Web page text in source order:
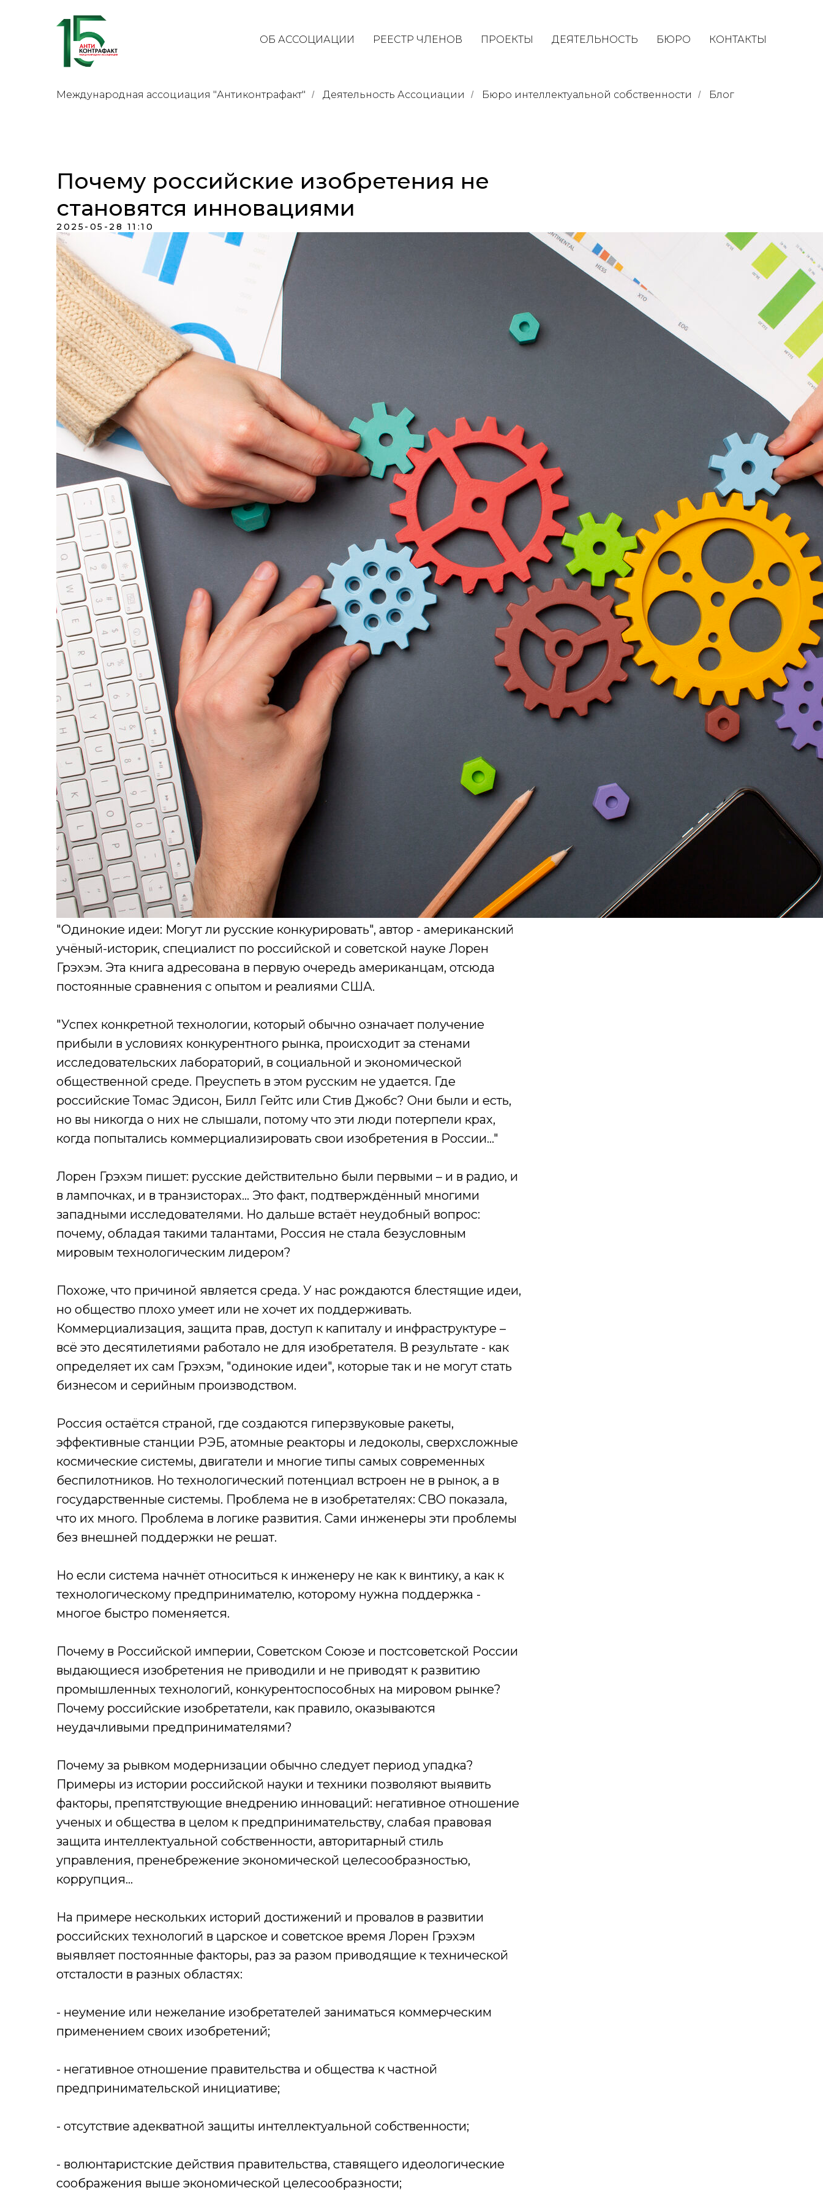
ОБ АССОЦИАЦИИ РЕЕСТР ЧЛЕНОВ ПРОЕКТЫ ДЕЯТЕЛЬНОСТЬ БЮРО КОНТАКТЫ
Международная ассоциация "Антиконтрафакт" / Деятельность Ассоциации / Бюро интеллектуальной собственности / Блог
Почему российские изобретения не
становятся инновациями
2025-05-28 11:10
"Одинокие идеи: Могут ли русские конкурировать", автор - американский
учёный-историк, специалист по российской и советской науке Лорен
Грэхэм. Эта книга адресована в первую очередь американцам, отсюда
постоянные сравнения с опытом и реалиями США.
"Успех конкретной технологии, который обычно означает получение
прибыли в условиях конкурентного рынка, происходит за стенами
исследовательских лабораторий, в социальной и экономической
общественной среде. Преуспеть в этом русским не удается. Где
российские Томас Эдисон, Билл Гейтс или Стив Джобс? Они были и есть,
но вы никогда о них не слышали, потому что эти люди потерпели крах,
когда попытались коммерциализировать свои изобретения в России…"
Лорен Грэхэм пишет: русские действительно были первыми – и в радио, и
в лампочках, и в транзисторах... Это факт, подтверждённый многими
западными исследователями. Но дальше встаёт неудобный вопрос:
почему, обладая такими талантами, Россия не стала безусловным
мировым технологическим лидером?
Похоже, что причиной является среда. У нас рождаются блестящие идеи,
но общество плохо умеет или не хочет их поддерживать.
Коммерциализация, защита прав, доступ к капиталу и инфраструктуре –
всё это десятилетиями работало не для изобретателя. В результате - как
определяет их сам Грэхэм, "одинокие идеи", которые так и не могут стать
бизнесом и серийным производством.
Россия остаётся страной, где создаются гиперзвуковые ракеты,
эффективные станции РЭБ, атомные реакторы и ледоколы, сверхсложные
космические системы, двигатели и многие типы самых современных
беспилотников. Но технологический потенциал встроен не в рынок, а в
государственные системы. Проблема не в изобретателях: СВО показала,
что их много. Проблема в логике развития. Сами инженеры эти проблемы
без внешней поддержки не решат.
Но если система начнёт относиться к инженеру не как к винтику, а как к
технологическому предпринимателю, которому нужна поддержка -
многое быстро поменяется.
Почему в Российской империи, Советском Союзе и постсоветской России
выдающиеся изобретения не приводили и не приводят к развитию
промышленных технологий, конкурентоспособных на мировом рынке?
Почему российские изобретатели, как правило, оказываются
неудачливыми предпринимателями?
Почему за рывком модернизации обычно следует период упадка?
Примеры из истории российской науки и техники позволяют выявить
факторы, препятствующие внедрению инноваций: негативное отношение
ученых и общества в целом к предпринимательству, слабая правовая
защита интеллектуальной собственности, авторитарный стиль
управления, пренебрежение экономической целесообразностью,
коррупция…
На примере нескольких историй достижений и провалов в развитии
российских технологий в царское и советское время Лорен Грэхэм
выявляет постоянные факторы, раз за разом приводящие к технической
отсталости в разных областях:
- неумение или нежелание изобретателей заниматься коммерческим
применением своих изобретений;
- негативное отношение правительства и общества к частной
предпринимательской инициативе;
- отсутствие адекватной защиты интеллектуальной собственности;
- волюнтаристские действия правительства, ставящего идеологические
соображения выше экономической целесообразности;